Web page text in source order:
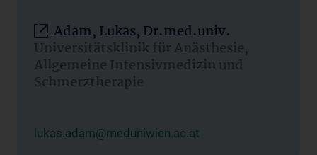
Adam, Lukas, Dr.med.univ.
Universitätsklinik für Anästhesie,
Allgemeine Intensivmedizin und
Schmerztherapie
lukas.adam@meduniwien.ac.at